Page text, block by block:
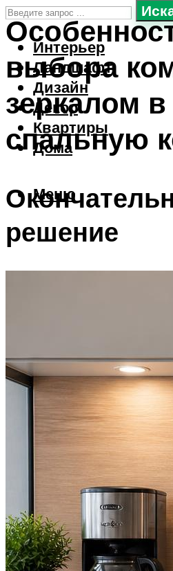
Интерьер
Ландшафт
Дизайн
Декор
Квартиры
Дома
Меню
выбора
зеркалом в
спальную
решение